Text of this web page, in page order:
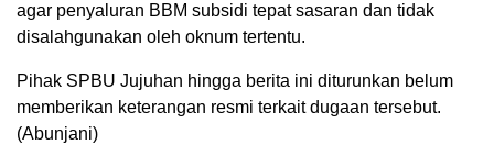
agar penyaluran BBM subsidi tepat sasaran dan tidak
disalahgunakan oleh oknum tertentu.
Pihak SPBU Jujuhan hingga berita ini diturunkan belum
memberikan keterangan resmi terkait dugaan tersebut.
(Abunjani)